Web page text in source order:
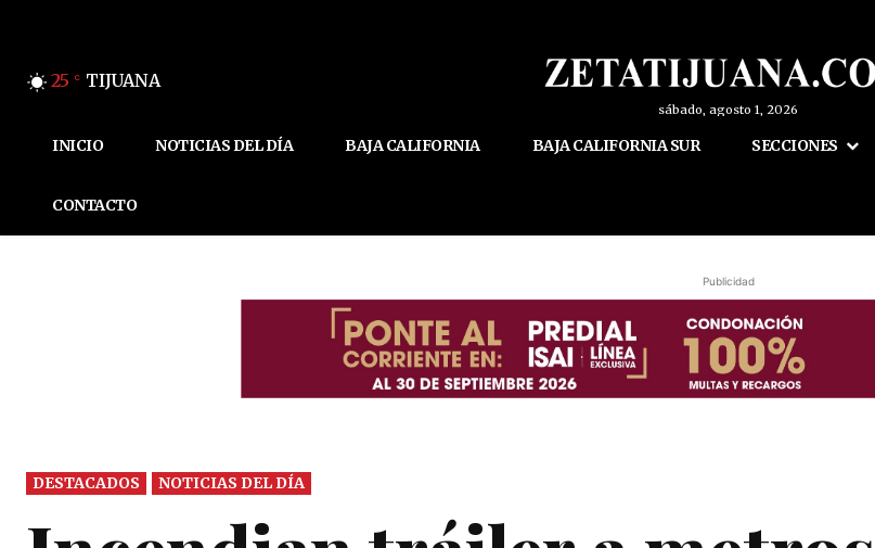
25 C TIJUANA
sábado, agosto 1, 2026
INICIO NOTICIAS DEL DÍA BAJA CALIFORNIA BAJA CALIFORNIA SUR SECCIONES
CONTACTO
Publicidad
DESTACADOS NOTICIAS DEL DÍA